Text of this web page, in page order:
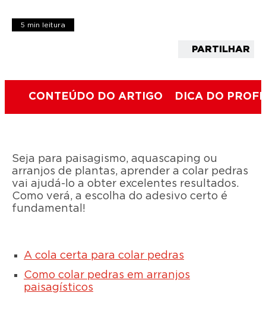
5 min leitura
PARTILHAR
CONTEÚDO DO ARTIGO DICA DO
Seja para paisagismo, aquascaping ou
arranjos de plantas, aprender a colar pedras
vai ajudá-lo a obter excelentes resultados.
Como verá, a escolha do adesivo certo é
fundamental!
A cola certa para colar pedras
Como colar pedras em arranjos
paisagísticos